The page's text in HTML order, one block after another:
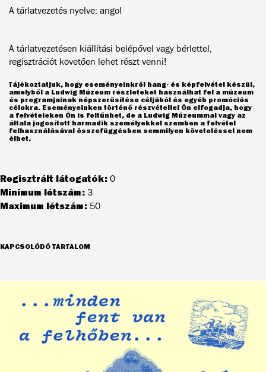
A tárlatvezetés nyelve: angol
A tárlatvezetésen kiállítási belépővel vagy bérlettel,
regisztrációt követően lehet részt venni!
Tájékoztatjuk, hogy eseményeinkről hang- és képfelvétel készül,
amelyből a Ludwig Múzeum részleteket használhat fel a múzeum
és programjainak népszerűsítése céljából és egyéb promóciós
célokra. Eseményeinken történő részvétellel Ön elfogadja, hogy
a felvételeken Ön is feltűnhet, de a Ludwig Múzeummal vagy az
általa jogosított harmadik személyekkel szemben a felvétel
felhasználásával összefüggésben semmilyen követeléssel nem
élhet.
Regisztrált látogatók: 0
Minimum létszám: 3
Maximum létszám: 50
KAPCSOLÓDÓ TARTALOM